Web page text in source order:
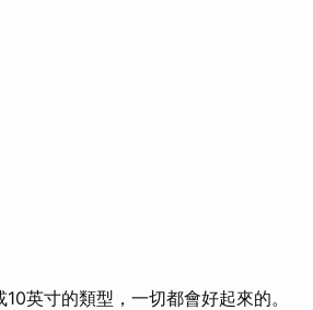
英寸的類型，一切都會好起來的。